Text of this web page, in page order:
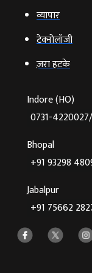
व्‍यापार
टेक्‍नोलॉजी
ज़रा हटके
Indore (HO)
0731-
Bhopal
+91 93298
Jabalpur
+91 75662